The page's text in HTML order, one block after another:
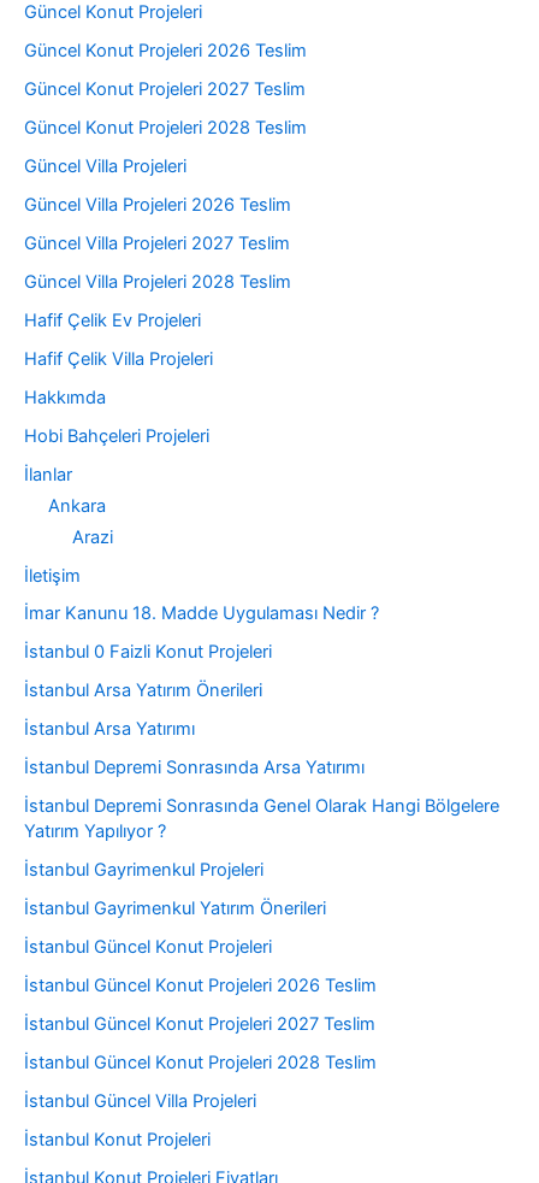
Güncel Konut Projeleri
Güncel Konut Projeleri 2026 Teslim
Güncel Konut Projeleri 2027 Teslim
Güncel Konut Projeleri 2028 Teslim
Güncel Villa Projeleri
Güncel Villa Projeleri 2026 Teslim
Güncel Villa Projeleri 2027 Teslim
Güncel Villa Projeleri 2028 Teslim
Hafif Çelik Ev Projeleri
Hafif Çelik Villa Projeleri
Hakkımda
Hobi Bahçeleri Projeleri
İlanlar
Ankara
Arazi
İletişim
İmar Kanunu 18. Madde Uygulaması Nedir ?
İstanbul 0 Faizli Konut Projeleri
İstanbul Arsa Yatırım Önerileri
İstanbul Arsa Yatırımı
İstanbul Depremi Sonrasında Arsa Yatırımı
İstanbul Depremi Sonrasında Genel Olarak Hangi Bölgelere
Yatırım Yapılıyor ?
İstanbul Gayrimenkul Projeleri
İstanbul Gayrimenkul Yatırım Önerileri
İstanbul Güncel Konut Projeleri
İstanbul Güncel Konut Projeleri 2026 Teslim
İstanbul Güncel Konut Projeleri 2027 Teslim
İstanbul Güncel Konut Projeleri 2028 Teslim
İstanbul Güncel Villa Projeleri
İstanbul Konut Projeleri
İstanbul Konut Projeleri Fiyatları